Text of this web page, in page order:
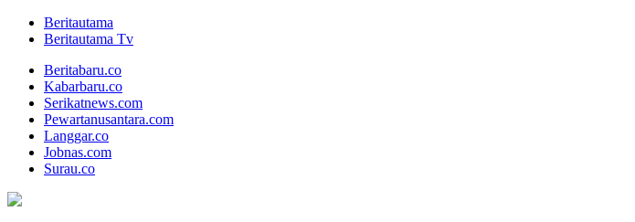
Beritautama
Beritautama Tv
Beritabaru.co
Kabarbaru.co
Serikatnews.com
Pewartanusantara.com
Langgar.co
Jobnas.com
Surau.co